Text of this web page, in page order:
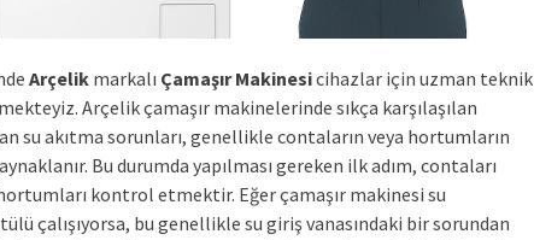
Arçelik markalı Çamaşır Makinesicihazlar için uzman teknik
Arçelik çamaşır makinelerinde sıkça karşılaşılan
su akıtma sorunları, genellikle contaların veya hortumların
Bu durumda yapılması gereken ilk adım, contaları
kontrol etmektir. Eğer çamaşır makinesi su
çalışıyorsa, bu genellikle su giriş vanasındaki bir sorundan